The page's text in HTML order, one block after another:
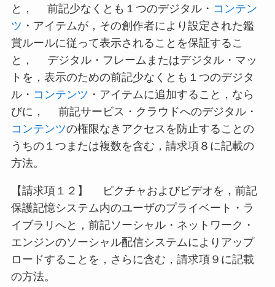
と， 前記少なくとも１つのデジタル・ コンテン
ツ ・アイテムが，その創作者により設定された鑑
賞ルールに従って表示されることを保証するこ
と， デジタル・フレームまたはデジタル・マッ
トを，表示のための前記少なくとも１つのデジタ
ル・ コンテンツ ・アイテムに追加すること，なら
びに， 前記サービス・クラウドへのデジタル・
コンテンツの権限なきアクセスを防止することの
うちの１つまたは複数を含む，請求項８に記載の
方法。
【請求項１２】 ピクチャおよびビデオを，前記
保護記憶システム内のユーザのプライベート・ラ
イブラリへと，前記ソーシャル・ネットワーク・
エンジンのソーシャル配信システムによりアップ
ロードすることを，さらに含む，請求項９に記載
の方法。